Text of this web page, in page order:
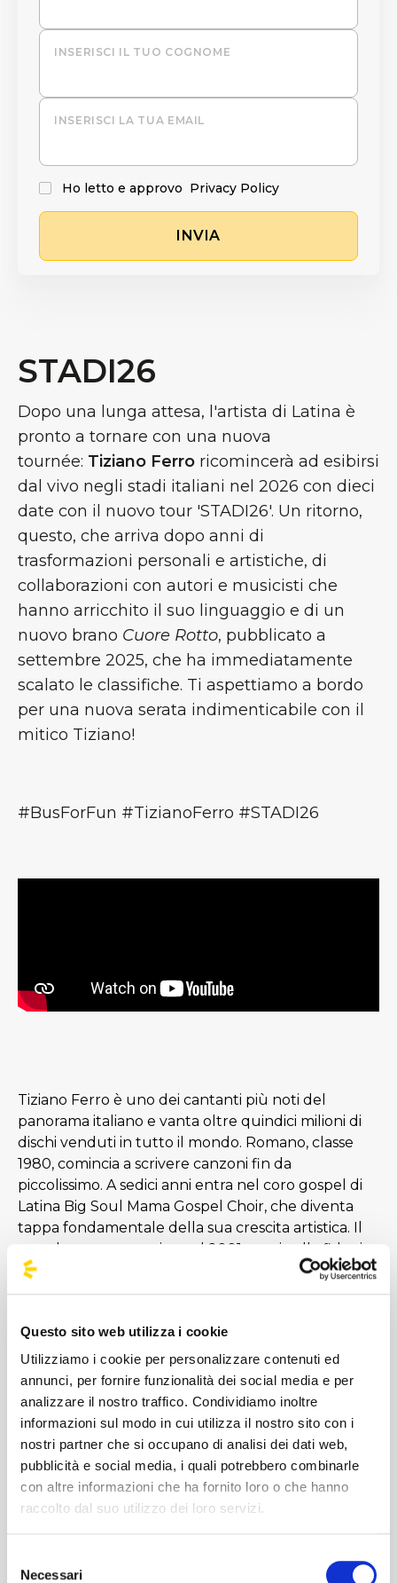
Questo sito web utilizza i cookie
Utilizziamo i cookie per personalizzare contenuti ed
annunci, per fornire funzionalità dei social media e per
analizzare il nostro traffico. Condividiamo inoltre
informazioni sul modo in cui utilizza il nostro sito con i
nostri partner che si occupano di analisi dei dati web,
pubblicità e social media, i quali potrebbero combinarle
con altre informazioni che ha fornito loro o che hanno
raccolto dal suo utilizzo dei loro servizi.
delNecessari
INSERISCI IL TUO COGNOME
INSERISCI LA TUA EMAIL
Ho letto e approvo Privacy Policy
INVIA
STADI26
Dopo una lunga attesa, l'artista di Latina è
pronto a tornare con una nuova
tournée: Tiziano Ferro ricomincerà ad esibirsi
dal vivo negli stadi italiani nel 2026 con dieci
date con il nuovo tour 'STADI26'. Un ritorno,
questo, che arriva dopo anni di
trasformazioni personali e artistiche, di
collaborazioni con autori e musicisti che
hanno arricchito il suo linguaggio e di un
nuovo brano Cuore Rotto, pubblicato a
settembre 2025, che ha immediatamente
scalato le classifiche. Ti aspettiamo a bordo
per una nuova serata indimenticabile con il
mitico Tiziano!
#BusForFun #TizianoFerro #STADI26
Tiziano Ferro è uno dei cantanti più noti del
panorama italiano e vanta oltre quindici milioni di
dischi venduti in tutto il mondo. Romano, classe
1980, comincia a scrivere canzoni fin da
piccolissimo. A sedici anni entra nel coro gospel di
Latina Big Soul Mama Gospel Choir, che diventa
tappa fondamentale della sua crescita artistica. Il
grande successo arriva nel 2001, grazie alla fiducia
accordata dai produttori Alberto Salerno e Mara
Maionchi e a un pezzo che scala classifiche
ricordare brani come Sere nere, Stop! Dimentica,
Ed ero contentissimo e Ti scatterò una foto. Nel
2016 pubblica Il mestiere della vita, sesto album in
studio contenente i fortunati singoli Potremmo
ritornare e Il conforto [...]
Immagini